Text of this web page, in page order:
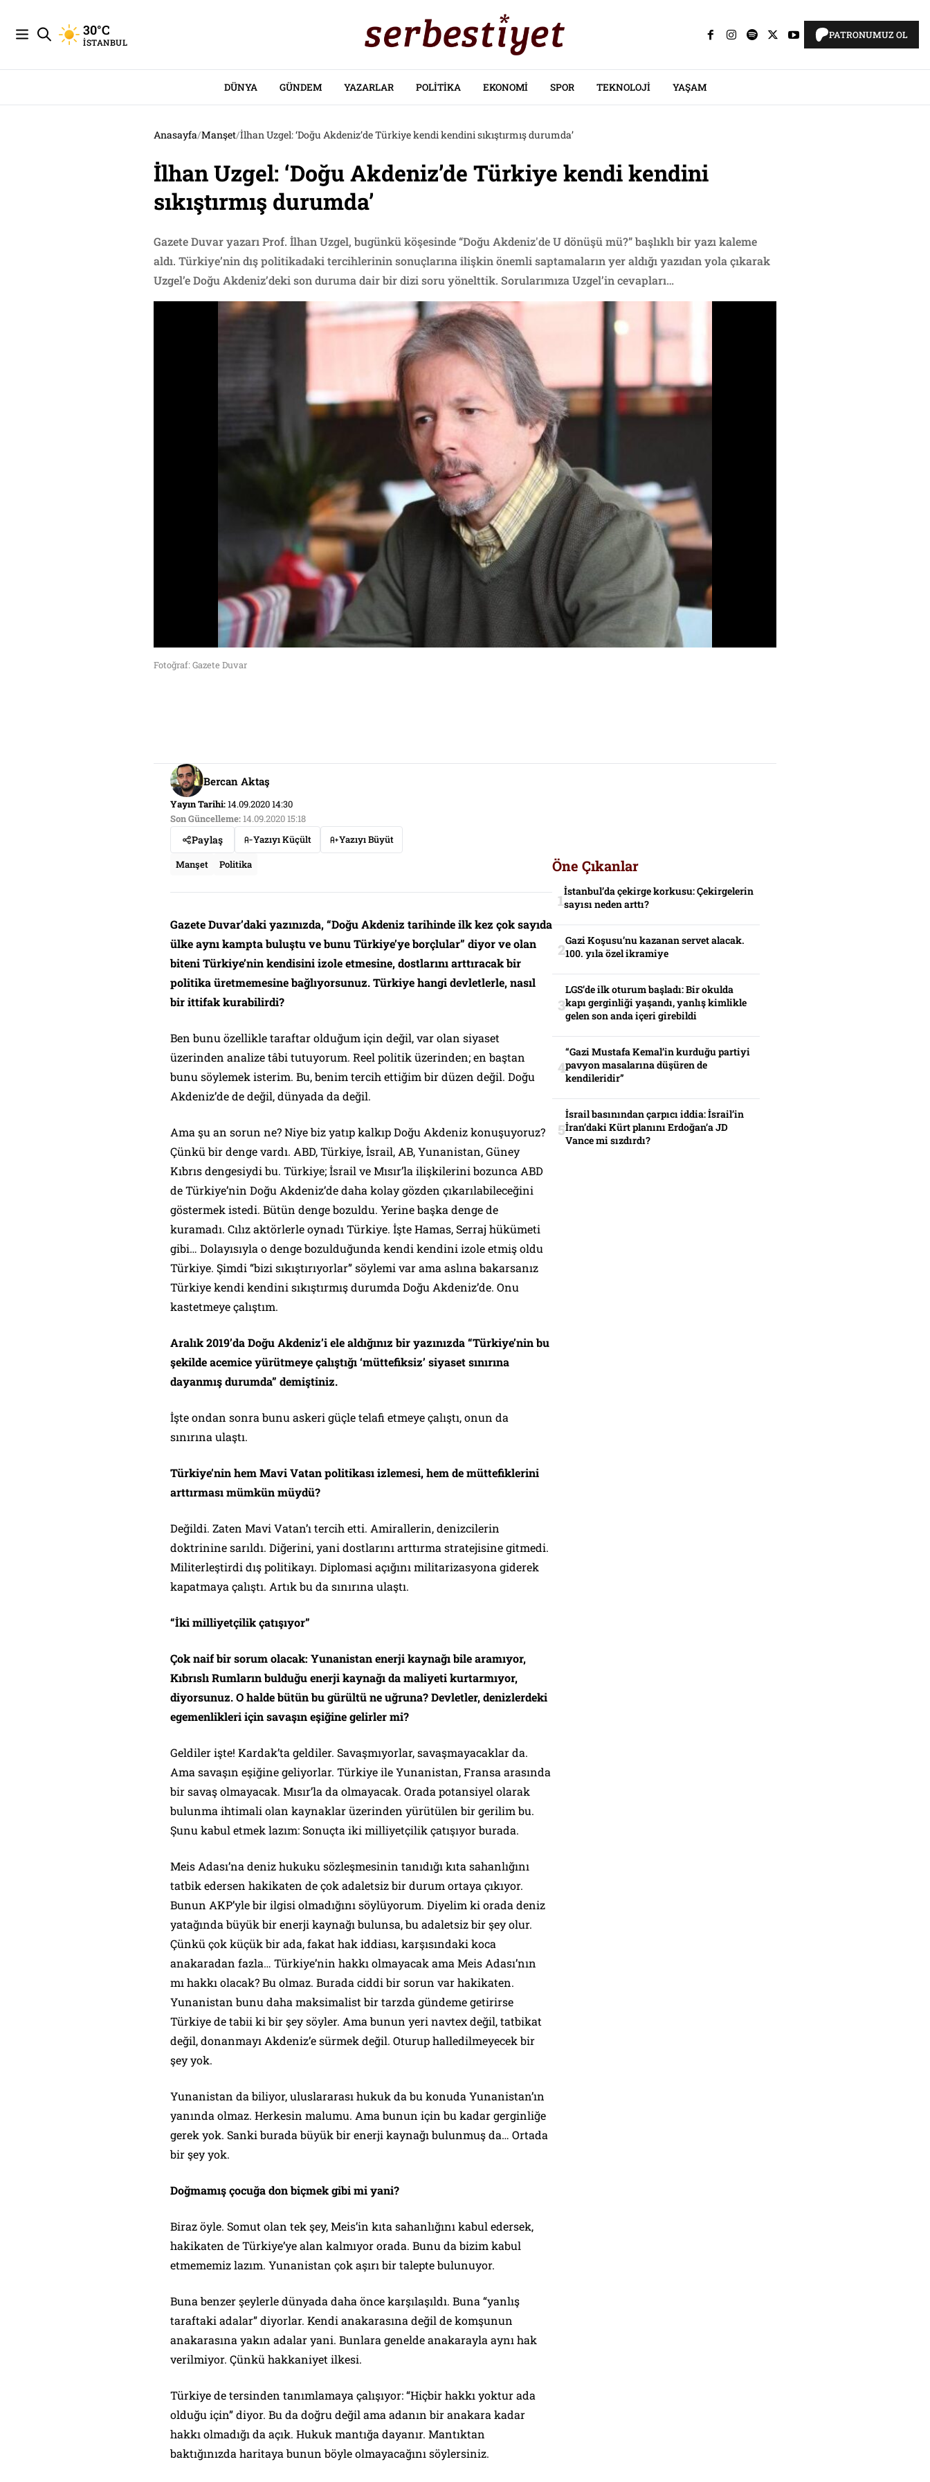
30°C
İSTANBUL
PATRONUMUZ OL
DÜNYA GÜNDEM YAZARLAR POLITIKA EKONOMI SPOR TEKNOLOJI YAŞAM
Anasayfa/Manşet/İlhan Uzgel: ‘Doğu Akdeniz’de Türkiye kendi kendini sıkıştırmış durumda’
İlhan Uzgel: ‘Doğu Akdeniz’de Türkiye kendi kendini
sıkıştırmış durumda’
Gazete Duvar yazarı Prof. İlhan Uzgel, bugünkü köşesinde “Doğu Akdeniz'de U dönüşü mü?” başlıklı bir yazı kaleme
aldı. Türkiye’nin dış politikadaki tercihlerinin sonuçlarına ilişkin önemli saptamaların yer aldığı yazıdan yola çıkarak
Uzgel’e Doğu Akdeniz’deki son duruma dair bir dizi soru yönelttik. Sorularımıza Uzgel’in cevapları…
Fotoğraf: Gazete Duvar
Bercan Aktaş
Yayın Tarihi:14.09.2020 14:30
Son Güncelleme: 14.09.2020 15:18
Paylaş Yazıyı Küçült
Yazıyı Büyüt
Manşet
Politika
Gazete Duvar’daki yazınızda, “Doğu Akdeniz tarihinde ilk kez çok sayıda
ülke aynı kampta buluştu ve bunu Türkiye’ye borçlular” diyor ve olan
biteni Türkiye’nin kendisini izole etmesine, dostlarını arttıracak bir
politika üretmemesine bağlıyorsunuz. Türkiye hangi devletlerle, nasıl
bir ittifak kurabilirdi?
Ben bunu özellikle taraftar olduğum için değil, var olan siyaset
üzerinden analize tâbi tutuyorum. Reel politik üzerinden; en baştan
bunu söylemek isterim. Bu, benim tercih ettiğim bir düzen değil. Doğu
Akdeniz’de de değil, dünyada da değil.
Ama şu an sorun ne? Niye biz yatıp kalkıp Doğu Akdeniz konuşuyoruz?
Çünkü bir denge vardı. ABD, Türkiye, İsrail, AB, Yunanistan, Güney
Kıbrıs dengesiydi bu. Türkiye; İsrail ve Mısır’la ilişkilerini bozunca ABD
de Türkiye’nin Doğu Akdeniz’de daha kolay gözden çıkarılabileceğini
göstermek istedi. Bütün denge bozuldu. Yerine başka denge de
kuramadı. Cılız aktörlerle oynadı Türkiye. İşte Hamas, Serraj hükümeti
gibi… Dolayısıyla o denge bozulduğunda kendi kendini izole etmiş oldu
Türkiye. Şimdi “bizi sıkıştırıyorlar” söylemi var ama aslına bakarsanız
Türkiye kendi kendini sıkıştırmış durumda Doğu Akdeniz’de. Onu
kastetmeye çalıştım.
Aralık 2019’da Doğu Akdeniz’i ele aldığınız bir yazınızda “Türkiye’nin bu
şekilde acemice yürütmeye çalıştığı ‘müttefiksiz’ siyaset sınırına
dayanmış durumda” demiştiniz.
İşte ondan sonra bunu askeri güçle telafi etmeye çalıştı, onun da
sınırına ulaştı.
Türkiye’nin hem Mavi Vatan politikası izlemesi, hem de müttefiklerini
arttırması mümkün müydü?
Değildi. Zaten Mavi Vatan’ı tercih etti. Amirallerin, denizcilerin
doktrinine sarıldı. Diğerini, yani dostlarını arttırma stratejisine gitmedi.
Militerleştirdi dış politikayı. Diplomasi açığını militarizasyona giderek
kapatmaya çalıştı. Artık bu da sınırına ulaştı.
“İki milliyetçilik çatışıyor”
Çok naif bir sorum olacak: Yunanistan enerji kaynağı bile aramıyor,
Kıbrıslı Rumların bulduğu enerji kaynağı da maliyeti kurtarmıyor,
diyorsunuz. O halde bütün bu gürültü ne uğruna? Devletler, denizlerdeki
egemenlikleri için savaşın eşiğine gelirler mi?
Geldiler işte! Kardak’ta geldiler. Savaşmıyorlar, savaşmayacaklar da.
Ama savaşın eşiğine geliyorlar. Türkiye ile Yunanistan, Fransa arasında
bir savaş olmayacak. Mısır’la da olmayacak. Orada potansiyel olarak
bulunma ihtimali olan kaynaklar üzerinden yürütülen bir gerilim bu.
Şunu kabul etmek lazım: Sonuçta iki milliyetçilik çatışıyor burada.
Meis Adası’na deniz hukuku sözleşmesinin tanıdığı kıta sahanlığını
tatbik edersen hakikaten de çok adaletsiz bir durum ortaya çıkıyor.
Bunun AKP’yle bir ilgisi olmadığını söylüyorum. Diyelim ki orada deniz
yatağında büyük bir enerji kaynağı bulunsa, bu adaletsiz bir şey olur.
Çünkü çok küçük bir ada, fakat hak iddiası, karşısındaki koca
anakaradan fazla… Türkiye’nin hakkı olmayacak ama Meis Adası’nın
mı hakkı olacak? Bu olmaz. Burada ciddi bir sorun var hakikaten.
Yunanistan bunu daha maksimalist bir tarzda gündeme getirirse
Türkiye de tabii ki bir şey söyler. Ama bunun yeri navtex değil, tatbikat
değil, donanmayı Akdeniz’e sürmek değil. Oturup halledilmeyecek bir
şey yok.
Yunanistan da biliyor, uluslararası hukuk da bu konuda Yunanistan’ın
yanında olmaz. Herkesin malumu. Ama bunun için bu kadar gerginliğe
gerek yok. Sanki burada büyük bir enerji kaynağı bulunmuş da… Ortada
bir şey yok.
Doğmamış çocuğa don biçmek gibi mi yani?
Biraz öyle. Somut olan tek şey, Meis’in kıta sahanlığını kabul edersek,
hakikaten de Türkiye’ye alan kalmıyor orada. Bunu da bizim kabul
etmememiz lazım. Yunanistan çok aşırı bir talepte bulunuyor.
Buna benzer şeylerle dünyada daha önce karşılaşıldı. Buna “yanlış
taraftaki adalar” diyorlar. Kendi anakarasına değil de komşunun
anakarasına yakın adalar yani. Bunlara genelde anakarayla aynı hak
verilmiyor. Çünkü hakkaniyet ilkesi.
Türkiye de tersinden tanımlamaya çalışıyor: “Hiçbir hakkı yoktur ada
olduğu için” diyor. Bu da doğru değil ama adanın bir anakara kadar
hakkı olmadığı da açık. Hukuk mantığa dayanır. Mantıktan
baktığınızda haritaya bunun böyle olmayacağını söylersiniz.
Öne Çıkanlar
İstanbul’da çekirge korkusu: Çekirgelerin
sayısı neden arttı?
Gazi Koşusu’nu kazanan servet alacak.
100. yıla özel ikramiye
LGS’de ilk oturum başladı: Bir okulda
kapı gerginliği yaşandı, yanlış kimlikle
gelen son anda içeri girebildi
“Gazi Mustafa Kemal’in kurduğu partiyi
pavyon masalarına düşüren de
kendileridir”
İsrail basınından çarpıcı iddia: İsrail’in
İran’daki Kürt planını Erdoğan’a JD
Vance mi sızdırdı?